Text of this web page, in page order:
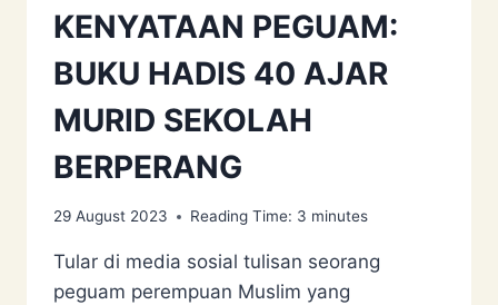
KENYATAAN PEGUAM:
BUKU HADIS 40 AJAR
MURID SEKOLAH
BERPERANG
29 August 2023 Reading Time: 3 minutes
Tular di media sosial tulisan seorang
peguam perempuan Muslim yang